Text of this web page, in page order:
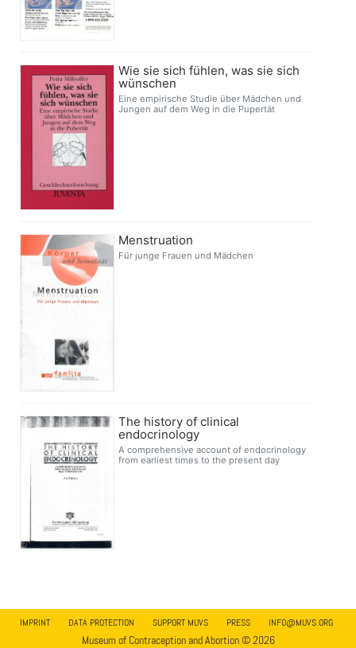
Wie sie sich fühlen, was sie sich
wünschen
Eine empirische Studie über Mädchen und
Jungen auf dem Weg in die Pupertät
Menstruation
Für junge Frauen und Mädchen
The history of clinical
endocrinology
A comprehensive account of endocrinology
from earliest times to the present day
IMPRINT DATA PROTECTION SUPPORT MUVS PRESS INFO@MUVS.ORG
Museum of Contraception and Abortion © 2026